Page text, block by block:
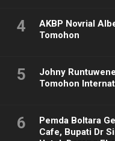
4
AKBP Novrial
Tomohon
5
Johny
Tomohon
6
Pemda Boltara
Cafe, Bupati Dr